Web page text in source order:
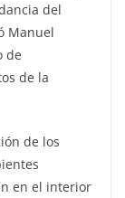
del
Manuel
de
de la
de los
en el interior